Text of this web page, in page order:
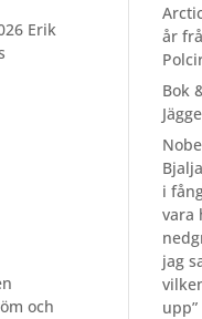
Erik
och
år
Bok
i
vara
jag
upp”